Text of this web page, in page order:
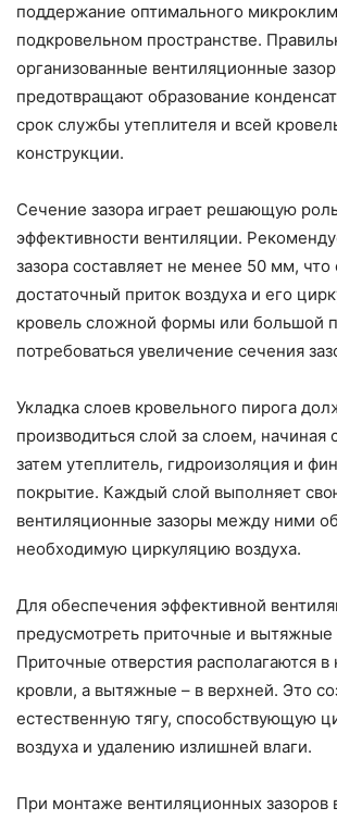
поддержание оптимального
подкровельном пространстве.
организованные вентиляционные
предотвращают образование
срок службы утеплителя и всей
конструкции.
Сечение зазора играет решающую
эффективности вентиляции.
зазора составляет не менее 50 мм, что
достаточный приток воздуха и его
кровель сложной формы или большой
потребоваться увеличение сечения
Укладка слоев кровельного пирога
производиться слой за слоем, начиная
затем утеплитель, гидроизоляция и
покрытие. Каждый слой выполняет
вентиляционные зазоры между ними
необходимую циркуляцию воздуха.
Для обеспечения эффективной
предусмотреть приточные и вытяжные
Приточные отверстия располагаются
кровли, а вытяжные – в верхней. Это
естественную тягу, способствующую
воздуха и удалению излишней влаги.
При монтаже вентиляционных зазоров